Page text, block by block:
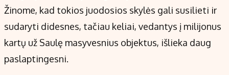
Žinome, kad tokios juodosios skylės gali susilieti ir
sudaryti didesnes, tačiau keliai, vedantys į milijonus
kartų už Saulę masyvesnius objektus, išlieka daug
paslaptingesni.